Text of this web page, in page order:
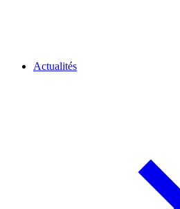
Actualités